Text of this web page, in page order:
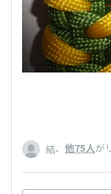
結、 他75人が